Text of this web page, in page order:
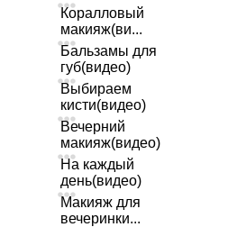
Коралловый
макияж(ви...
Бальзамы для
губ(видео)
Выбираем
кисти(видео)
Вечерний
макияж(видео)
На каждый
день(видео)
Макияж для
вечеринки...